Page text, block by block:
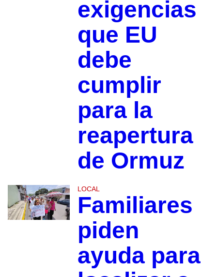
exigencias
que EU
debe
cumplir
para la
reapertura
de Ormuz
LOCAL
Familiares
piden
ayuda para